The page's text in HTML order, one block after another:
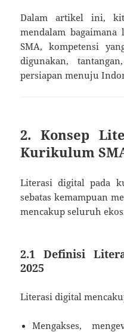
Dalam artikel ini,
mendalam
SMA, kompetensi
digunakan,
persiapan menuju
2. Konsep
Kurikulum
Literasi digital pada
sebatas kemampuan
mencakup seluruh
2.1 Definisi
2025
Literasi digital
Mengakses,